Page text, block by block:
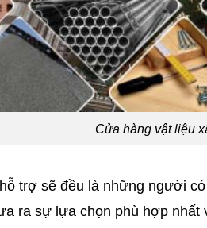
Cửa hàng vật liệu
trợ sẽ đều là những người
ra sự lựa chọn phù hợp